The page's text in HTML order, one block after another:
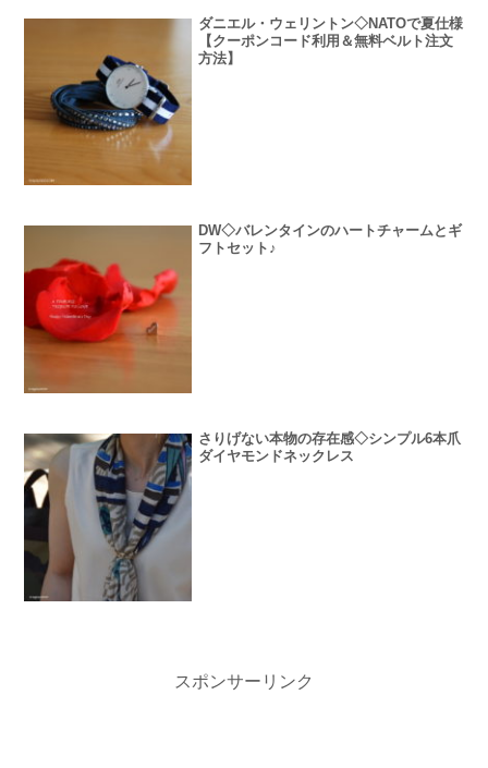
ダニエル・ウェリントン◇NATOで夏仕様
【クーポンコード利用＆無料ベルト注文
方法】
DW◇バレンタインのハートチャームとギ
フトセット♪
さりげない本物の存在感◇シンプル6本爪
ダイヤモンドネックレス
スポンサーリンク